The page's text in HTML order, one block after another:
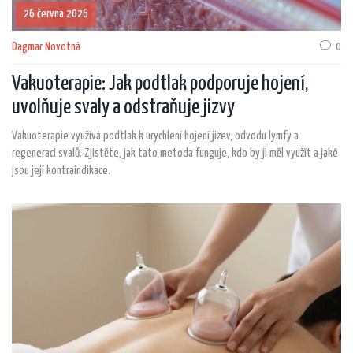
26 června 2026
Dagmar Novotná 0
Vakuoterapie: Jak podtlak podporuje hojení,
uvolňuje svaly a odstraňuje jizvy
Vakuoterapie využívá podtlak k urychlení hojení jizev, odvodu lymfy a
regeneraci svalů. Zjistěte, jak tato metoda funguje, kdo by ji měl využít a jaké
jsou její kontraindikace.